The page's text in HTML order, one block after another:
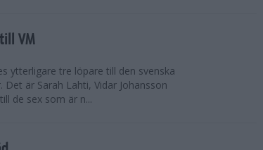
VM
ytterligare tre löpare till den svenska
är Sarah Lahti, Vidar Johansson
de sex som är n...